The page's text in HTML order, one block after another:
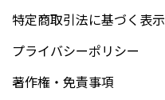
特定商取引法に基づく表示
プライバシーポリシー
著作権・免責事項